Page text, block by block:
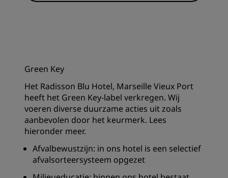
Green Key
Het Radisson Blu Hotel, Marseille Vieux Port
heeft het Green Key-label verkregen. Wij
voeren diverse duurzame acties uit zoals
aanbevolen door het keurmerk. Lees
hieronder meer.
Afvalbewustzijn: in ons hotel is een selectief
afvalsorteersysteem opgezet